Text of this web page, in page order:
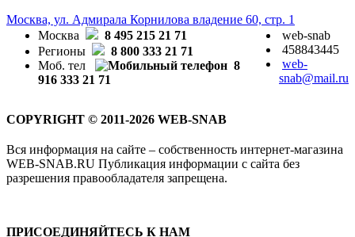
Москва, ул. Адмирала Корнилова владение 60, стр. 1
Москва
8 495 215 21 71
Регионы
8 800 333 21 71
Моб. тел
8
916 333 21 71
web-snab
458843445
web-
snab@mail.ru
COPYRIGHT © 2011-2026 WEB-SNAB
Вся информация на сайте – собственность интернет-магазина
WEB-SNAB.RU Публикация информации с сайта без
разрешения правообладателя запрещена.
ПРИСОЕДИНЯЙТЕСЬ К НАМ